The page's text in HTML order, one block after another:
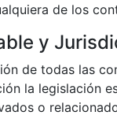
de los
y
de todas las
la legislación
o